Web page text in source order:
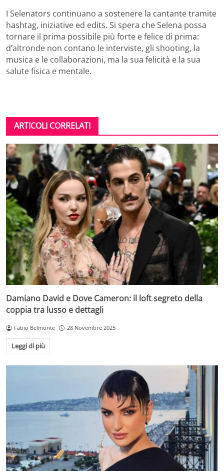
I Selenators continuano a sostenere la cantante tramite
hashtag, iniziative ed edits. Si spera che Selena possa
tornare il prima possibile più forte e felice di prima:
d’altronde non contano le interviste, gli shooting, la
musica e le collaborazioni, ma la sua felicità e la sua
salute fisica e mentale.
ARTICOLI CORRELATI
Damiano David e Dove Cameron: il loft segreto della
coppia tra lusso e dettagli
Fabio Belmonte 28 Novembre 2025
Leggi di più